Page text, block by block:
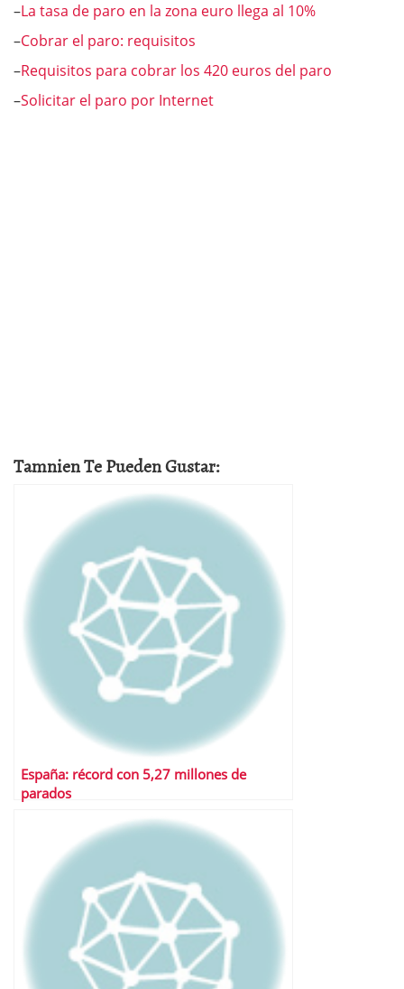
–La tasa de paro en la zona euro llega al 10%
–Cobrar el paro: requisitos
–Requisitos para cobrar los 420 euros del paro
–Solicitar el paro por Internet
Tamnien Te Pueden Gustar:
España: récord con 5,27 millones de
parados